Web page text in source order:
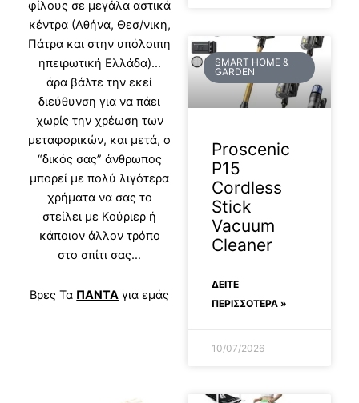
φίλους σε μεγάλα αστικά
κέντρα (Αθήνα, Θεσ/νικη,
Πάτρα και στην υπόλοιπη
ηπειρωτική Ελλάδα)…
άρα βάλτε την εκεί
διεύθυνση για να πάει
χωρίς την χρέωση των
μεταφορικών, και μετά, ο
“δικός σας” άνθρωπος
μπορεί με πολύ λιγότερα
χρήματα να σας το
στείλει με Κούριερ ή
κάποιον άλλον τρόπο
στο σπίτι σας…
Βρες Τα ΠΑΝΤΑ για εμάς
SMART HOME &
GARDEN
Proscenic
P15
Cordless
Stick
Vacuum
Cleaner
ΔΕΊΤΕ
ΠΕΡΙΣΣΟΤΕΡΑ »
10/07/2026